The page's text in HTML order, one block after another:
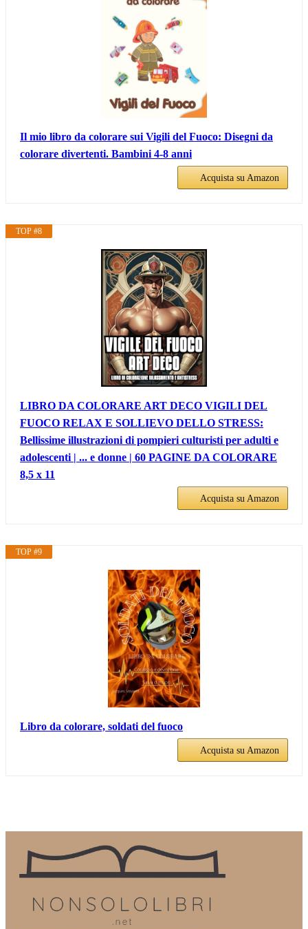
Il mio libro da colorare sui Vigili del Fuoco: Disegni da
colorare divertenti. Bambini 4-8 anni
Acquista su Amazon
TOP #8
LIBRO DA COLORARE ART DECO VIGILI DEL
FUOCO RELAX E SOLLIEVO DELLO STRESS:
Bellissime illustrazioni di pompieri culturisti per adulti e
adolescenti | ... e donne | 60 PAGINE DA COLORARE
8,5 x 11
Acquista su Amazon
TOP #9
Libro da colorare, soldati del fuoco
Acquista su Amazon